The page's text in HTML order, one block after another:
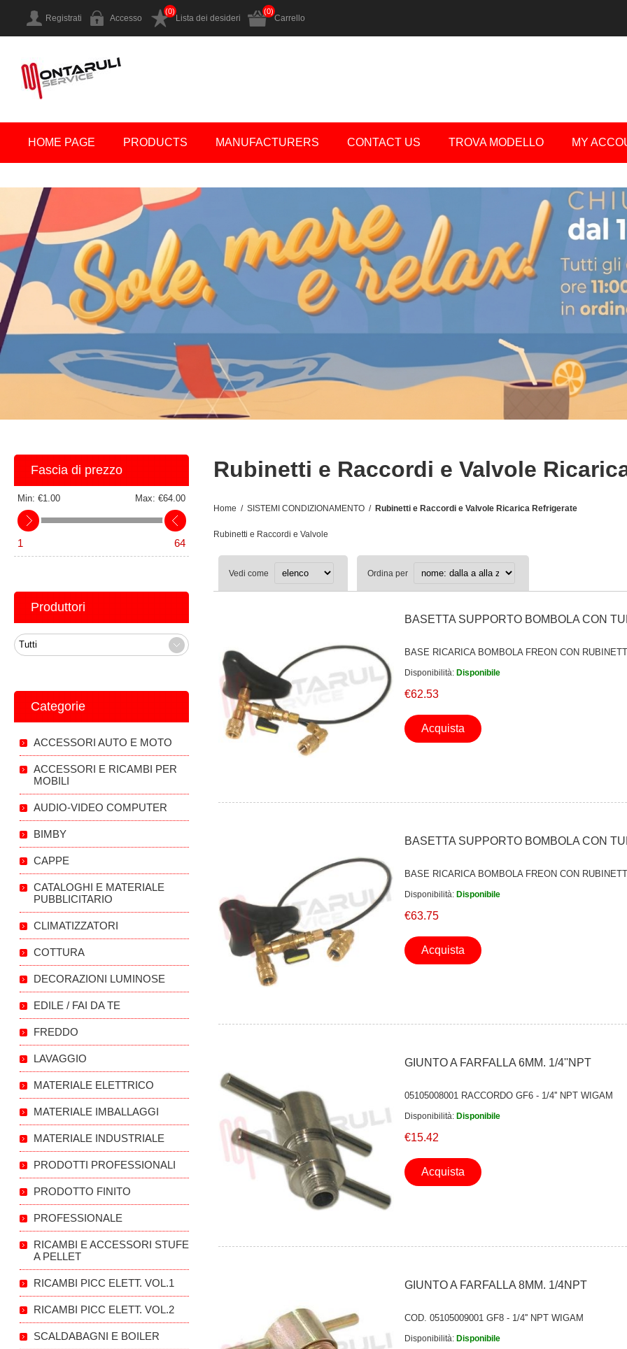
Registrati Accesso Lista dei desideri
(0)
Carrello
(0)
HOME PAGE PRODUCTS MANUFACTURERS CONTACT US TROVA MODELLO MY
Rubinetti e Raccordi e Valvole
Home / SISTEMI CONDIZIONAMENTO / Rubinetti e Raccordi e Valvole Ricarica Refrigerate
Rubinetti e Raccordi e Valvole
Vedi come Ordina per
BASETTA SUPPORTO BOMBOLA CON
BASE RICARICA BOMBOLA FREON CON
Disponibilità: Disponibile
€62.53
Acquista
BASETTA SUPPORTO BOMBOLA CON
BASE RICARICA BOMBOLA FREON CON
Disponibilità: Disponibile
€63.75
Acquista
GIUNTO A FARFALLA 6MM. 1/4''NPT
05105008001 RACCORDO GF6 - 1/4'' NPT WIGAM
Disponibilità: Disponibile
€15.42
Acquista
GIUNTO A FARFALLA 8MM. 1/4NPT
COD. 05105009001 GF8 - 1/4'' NPT WIGAM
Disponibilità: Disponibile
Fascia di prezzo
Min: €1.00 Max: €64.00
1 64
Produttori
Categorie
ACCESSORI AUTO E MOTO
ACCESSORI E RICAMBI PER
MOBILI
AUDIO-VIDEO COMPUTER
BIMBY
CAPPE
CATALOGHI E MATERIALE
PUBBLICITARIO
CLIMATIZZATORI
COTTURA
DECORAZIONI LUMINOSE
EDILE / FAI DA TE
FREDDO
LAVAGGIO
MATERIALE ELETTRICO
MATERIALE IMBALLAGGI
MATERIALE INDUSTRIALE
PRODOTTI PROFESSIONALI
PRODOTTO FINITO
PROFESSIONALE
RICAMBI E ACCESSORI STUFE
A PELLET
RICAMBI PICC ELETT. VOL.1
RICAMBI PICC ELETT. VOL.2
SCALDABAGNI E BOILER